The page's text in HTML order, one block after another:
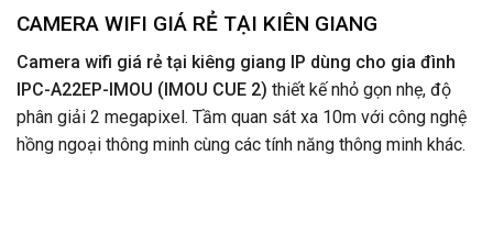
CAMERA WIFI GIÁ RẺ TẠI KIÊN GIANG
Camera wifi giá rẻ tại kiêng giang IP dùng cho gia đình
IPC-A22EP-IMOU (IMOU CUE 2) thiết kế nhỏ gọn nhẹ, độ
phân giải 2 megapixel. Tầm quan sát xa 10m với công nghệ
hồng ngoại thông minh cùng các tính năng thông minh khác.